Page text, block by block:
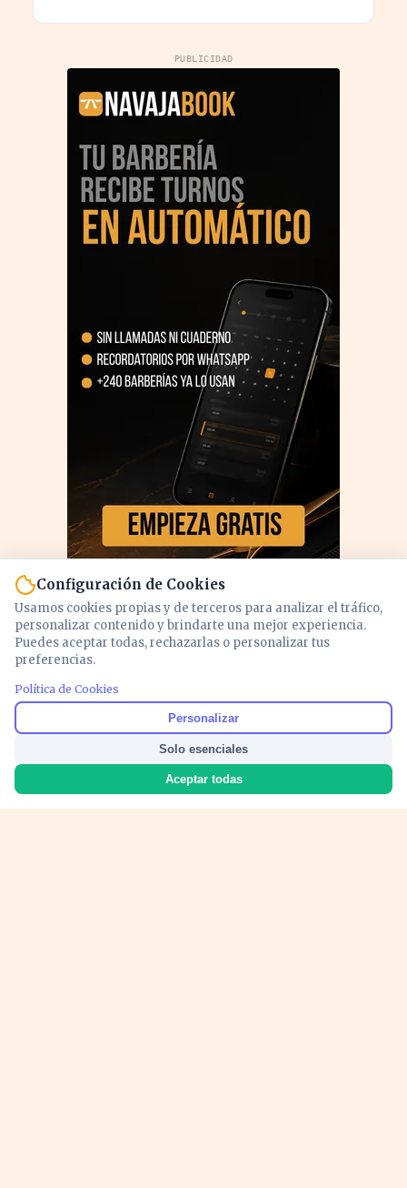
PUBLICIDAD
Configuración de Cookies
Usamos cookies propias y de terceros para analizar el tráfico,
personalizar contenido y brindarte una mejor experiencia.
Puedes aceptar todas, rechazarlas o personalizar tus
preferencias.
Política de Cookies
Personalizar
Solo esenciales
Aceptar todas